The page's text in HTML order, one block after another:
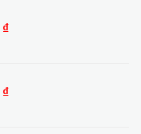
27,000,000 ₫.
₫Giá
17,800,000 ₫.
₫Giá